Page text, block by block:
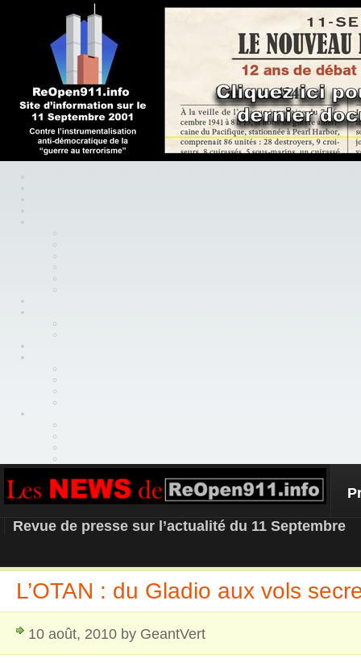
REOPEN911 – NEWS
Revue de presse sur l’actualité du 11 Septembre
L’OTAN : du Gladio aux vols
10 août, 2010 by GeantVert